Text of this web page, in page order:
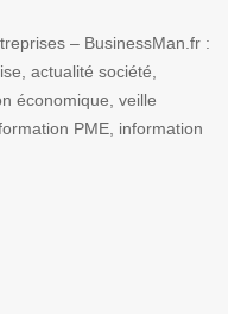
– BusinessMan.fr :
actualité société,
économique, veille
PME, information